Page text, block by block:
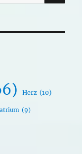
Herz (10)
(9)